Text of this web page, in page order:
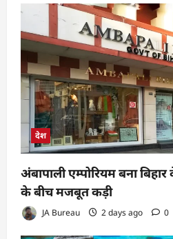
देश
अंबापाली एम्पोरियम बना
के बीच मजबूत कड़ी
JA Bureau 2 days ago 0